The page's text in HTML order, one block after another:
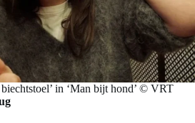
in ‘Man bijt hond’ © VRT